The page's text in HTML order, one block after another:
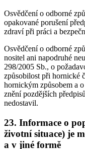
Osvědčení o odborné
opakované porušení
zdraví při práci a
Osvědčení o odborné
nositel ani napodruhé
298/2005 Sb., o
způsobilost při hornické
hornickým způsobem a
znění pozdějších
nedostavil.
23. Informace o
životní situace) je
a v jiné formě